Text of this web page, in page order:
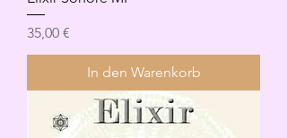
Preis
35,00 €
In den Warenkorb